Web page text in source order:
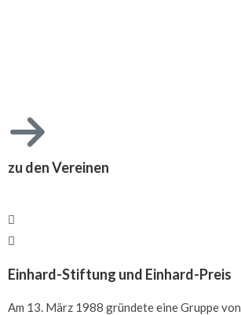
zu den Vereinen
Einhard-Stiftung und Einhard-Preis
Am 13. März 1988 gründete eine Gruppe von